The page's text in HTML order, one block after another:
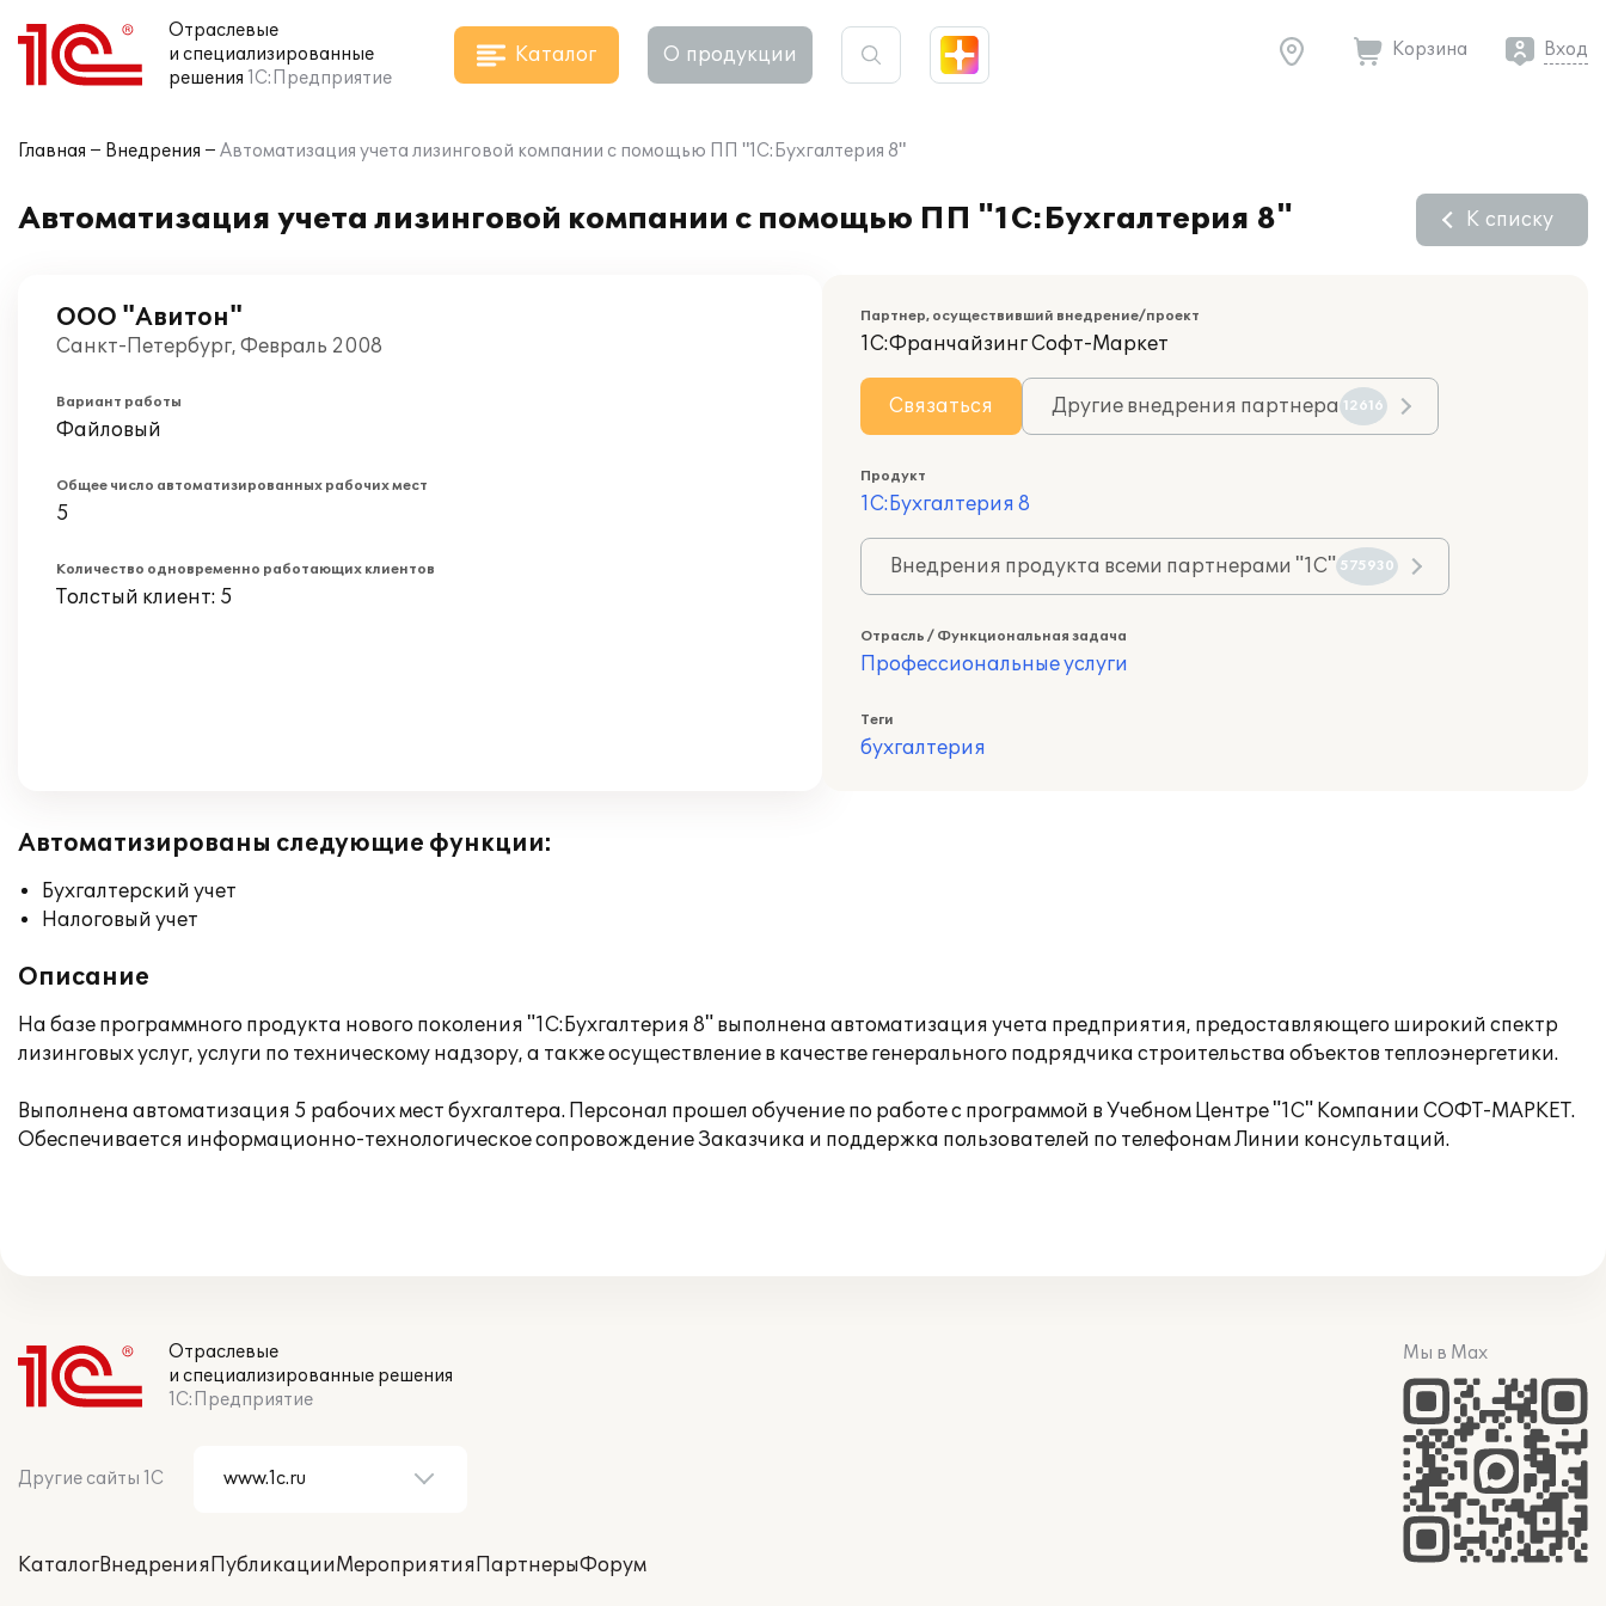
Отраслевые
и специализированные
решения 1С:Предприятие
Каталог О продукции Корзина Вход
Главная Внедрения Автоматизация учета лизинговой компании с помощью ПП "1С:Бухгалтерия 8"
Автоматизация учета лизинговой компании с помощью ПП "1С:Бухгалтерия 8" К списку
ООО "Авитон"
Санкт-Петербург, Февраль 2008
Вариант работы
Файловый
Общее число автоматизированных рабочих мест
5
Количество одновременно работающих клиентов
Толстый клиент: 5
Партнер, осуществивший внедрение/проект
1С:Франчайзинг Софт-Маркет
Связаться Другие внедрения партнера 12616
Продукт
1С:Бухгалтерия 8
Внедрения продукта всеми партнерами "1С" 575930
Отрасль / Функциональная задача
Профессиональные услуги
Теги
бухгалтерия
Автоматизированы следующие функции:
Бухгалтерский учет
Налоговый учет
Описание
На базе программного продукта нового поколения "1С:Бухгалтерия 8" выполнена автоматизация учета предприятия, предоставляющего широкий спектр
лизинговых услуг, услуги по техническому надзору, а также осуществление в качестве генерального подрядчика строительства объектов теплоэнергетики.
Выполнена автоматизация 5 рабочих мест бухгалтера. Персонал прошел обучение по работе с программой в Учебном Центре "1С" Компании СОФТ-МАРКЕТ.
Обеспечивается информационно-технологическое сопровождение Заказчика и поддержка пользователей по телефонам Линии консультаций.
Отраслевые
и специализированные решения
1С:Предприятие
Другие сайты 1С
КаталогВнедренияПубликацииМероприятияПартнерыФорум
Мы в Max